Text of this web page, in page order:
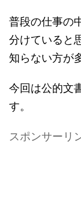
普段の仕事の
分けていると
知らない方が
今回は公的文
す。
スポンサーリ